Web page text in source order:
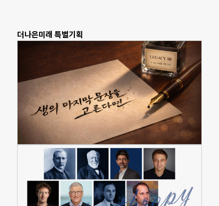
더나은미래 특별기획